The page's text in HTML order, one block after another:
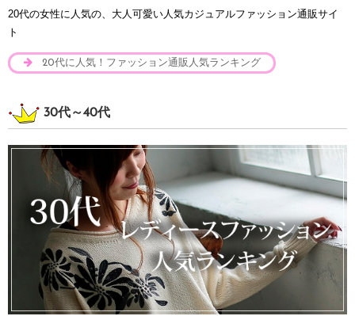
20代の女性に人気の、大人可愛い人気カジュアルファッション通販サイ
ト
20代に人気！ファッション通販人気ランキング
30代～40代